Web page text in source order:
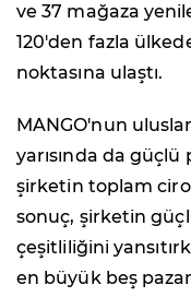
ve 37 mağaza
120'den fazla
noktasına ulaştı.
MANGO'nun
yarısında da
şirketin toplam
sonuç, şirketin
çeşitliliğini
en büyük beş